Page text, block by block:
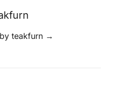
teakfurn →